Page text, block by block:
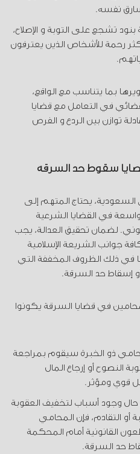
نفسه.
بنود تشجع على التوبة و الإصلاح،
رحمة للأشخاص الذين يعترفون
بما يتناسب مع الواقع،
في التعامل مع قضايا
توازن بين الردع و الفرص
سقوط حد السرقة
يحتاج المتهم إلى
في القضايا الشرعية
لضمان تحقيق العدالة، يجب
جوانب الشريعة الإسلامية
في ذلك الظروف المخففة التي
إسقاط حد السرقة.
في قضايا السرقة يكونوا
ذو الخبرة سيقوم بمراجعة
النصوح أو إرجاع المال
قوي ومؤثر.
وجود أسباب لتخفيف العقوبة
أو التقادم، فإن المحامي
القانونية أمام المحكمة
حد السرقة.